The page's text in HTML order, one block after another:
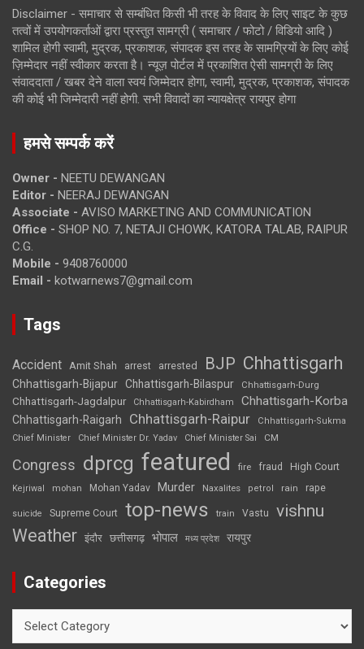
Disclaimer - समाचार से सम्बंधित किसी भी तरह के विवाद के लिए साइट के कुछ
तत्वों में उपयोगकर्ताओं द्वारा प्रस्तुत सामग्री ( समाचार / फोटो / विडियो आदि )
शामिल होगी स्वामी, मुद्रक, प्रकाशक, संपादक इस तरह के सामग्रियों के लिए कोई
ज़िम्मेदार नहीं स्वीकार करता है। न्यूज़ पोर्टल में प्रकाशित ऐसी सामग्री के लिए
संवाददाता / खबर देने वाला स्वयं जिम्मेदार होगा, स्वामी, मुद्रक, प्रकाशक, संपादक
की कोई भी जिम्मेदारी नहीं होगी. सभी विवादों का न्यायक्षेत्र रायपुर होगा
हमसे सम्पर्क करें
Owner - NEETU DEWANGAN
Editor - NEERAJ DEWANGAN
Associate - AVISO MARKETING AND COMMUNICATION
Office - SHOP NO. 7, NETAJI CHOWK, KATORA TALAB, RAIPUR
C.G.
Mobile - 9408760000
Email - kotwarnews7@gmail.com
Tags
Accident Amit Shah arrest arrested BJP Chhattisgarh
Chhattisgarh-Bijapur Chhattisgarh-Bilaspur Chhattisgarh-Durg
Chhattisgarh-Jagdalpur Chhattisgarh-Kabirdham Chhattisgarh-Korba
Chhattisgarh-Raigarh Chhattisgarh-Raipur
Chhattisgarh-Sukma
Chief Minister
Chief Minister Dr. Yadav Chief Minister Sai CM
Congress dprcg featured fire fraud High Court
Kejriwal mohan Mohan Yadav Murder Naxalites petrol rain rape
suicide Supreme Court top-news train Vastu vishnu
Weather इंदौर छत्तीसगढ़ भोपाल मध्य प्रदेश रायपुर
Categories